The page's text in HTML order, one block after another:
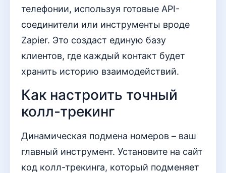
телефонии, используя готовые API-
соединители или инструменты вроде
Zapier. Это создаст единую базу
клиентов, где каждый контакт будет
хранить историю взаимодействий.
Как настроить точный
колл-трекинг
Динамическая подмена номеров – ваш
главный инструмент. Установите на сайт
код колл-трекинга, который подменяет